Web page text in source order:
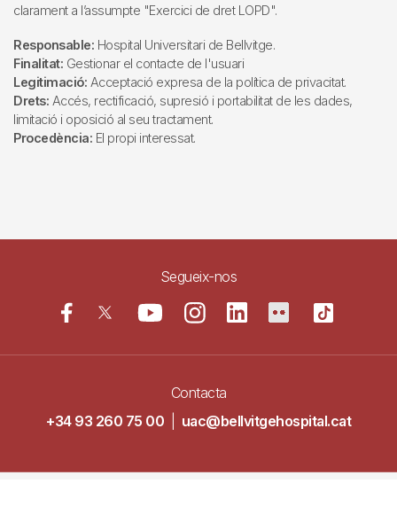
clarament a l’assumpte "Exercici de dret LOPD".
Responsable: Hospital Universitari de Bellvitge.
Finalitat: Gestionar el contacte de l'usuari
Legitimació: Acceptació expresa de la política de privacitat.
Drets: Accés, rectificació, supresió i portabilitat de les dades,
limitació i oposició al seu tractament.
Procedència: El propi interessat.
Segueix-nos
Contacta
+34 93 260 75 00
uac@bellvitgehospital.cat